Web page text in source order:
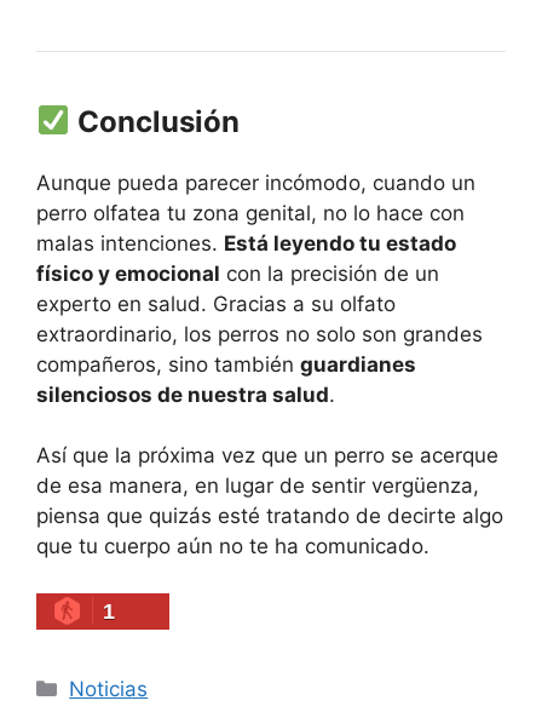
Conclusión
Aunque pueda parecer incómodo, cuando un
perro olfatea tu zona genital, no lo hace con
malas intenciones. Está leyendo tu estado
físico y emocional con la precisión de un
experto en salud. Gracias a su olfato
extraordinario, los perros no solo son grandes
compañeros, sino también guardianes
silenciosos de nuestra salud.
Así que la próxima vez que un perro se acerque
de esa manera, en lugar de sentir vergüenza,
piensa que quizás esté tratando de decirte algo
que tu cuerpo aún no te ha comunicado.
1
Categories
Noticias